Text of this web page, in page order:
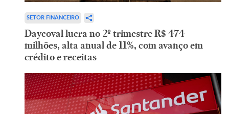
SETOR FINANCEIRO
Daycoval lucra no 2º trimestre R$ 474
milhões, alta anual de 11%, com avanço em
crédito e receitas